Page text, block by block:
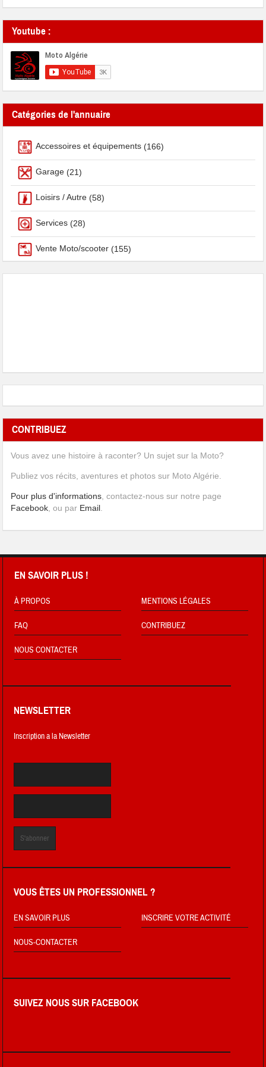
Youtube :
Catégories de l'annuaire
Accessoires et équipements (166)
Garage (21)
Loisirs / Autre (58)
Services (28)
Vente Moto/scooter (155)
CONTRIBUEZ
Vous avez une histoire à raconter? Un sujet sur la Moto?
Publiez vos récits, aventures et photos sur Moto Algérie.
Pour plus d'informations , contactez-nous sur notre page
Facebook , ou par Email
EN SAVOIR PLUS !
À PROPOS MENTIONS LÉGALES
FAQ CONTRIBUEZ
NOUS CONTACTER
NEWSLETTER
Inscription a la Newsletter
VOUS ÊTES UN PROFESSIONNEL ?
EN SAVOIR PLUS INSCRIRE VOTRE ACTIVITÉ
NOUS-CONTACTER
SUIVEZ NOUS SUR FACEBOOK